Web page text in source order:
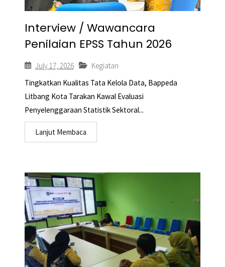
Interview / Wawancara
Penilaian EPSS Tahun 2026
July 17, 2026
Kegiatan
Tingkatkan Kualitas Tata Kelola Data, Bappeda
Litbang Kota Tarakan Kawal Evaluasi
Penyelenggaraan Statistik Sektoral...
Lanjut Membaca